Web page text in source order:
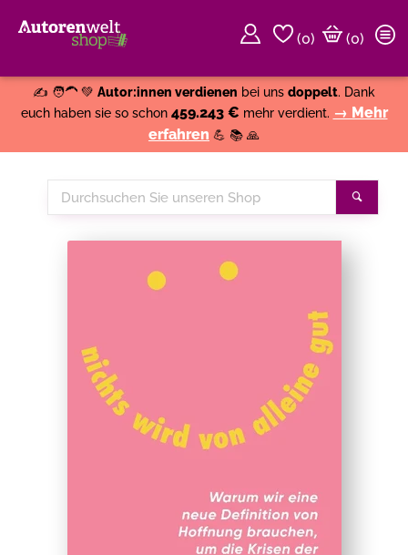
(0)
(0)
✍️ 🧑‍🦱 💚 Autor:innen verdienen bei uns doppelt. Dank
euch haben sie so schon 459.243 € mehr verdient. → Mehr
erfahren 💪 📚 🙏
Durchsuchen
Sie